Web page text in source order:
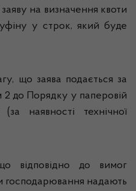
на визначення квоти
у строк, який буде
що заява подається за
до Порядку у паперовій
наявності технічної
відповідно до вимог
господарювання надають